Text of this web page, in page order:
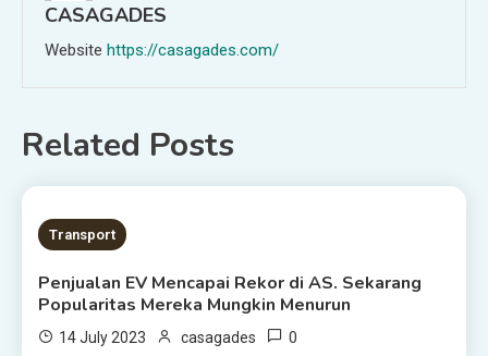
CASAGADES
Website https://casagades.com/
Related Posts
2 MINS READ
Transport
Penjualan EV Mencapai Rekor di AS. Sekarang
Popularitas Mereka Mungkin Menurun
14 July 2023 casagades 0